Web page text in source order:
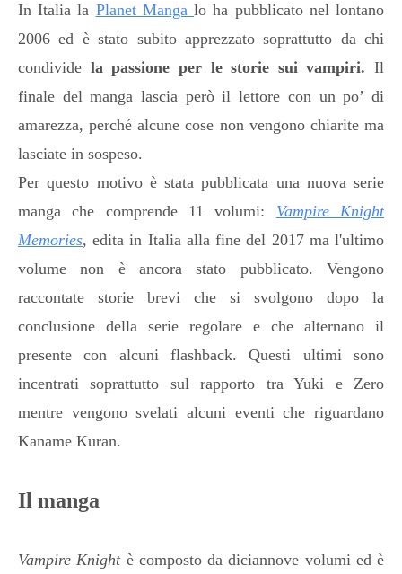
In Italia la Planet Manga lo ha pubblicato nel lontano
2006 ed è stato subito apprezzato soprattutto da chi
condivide la passione per le storie sui vampiri. Il
finale del manga lascia però il lettore con un po’ di
amarezza, perché alcune cose non vengono chiarite ma
lasciate in sospeso.
Per questo motivo è stata pubblicata una nuova serie
manga che comprende 11 volumi: Vampire Knight
Memories, edita in Italia alla fine del 2017 ma l'ultimo
volume non è ancora stato pubblicato. Vengono
raccontate storie brevi che si svolgono dopo la
conclusione della serie regolare e che alternano il
presente con alcuni flashback. Questi ultimi sono
incentrati soprattutto sul rapporto tra Yuki e Zero
mentre vengono svelati alcuni eventi che riguardano
Kaname Kuran.
Il manga
Vampire Knightè composto da diciannove volumi ed è